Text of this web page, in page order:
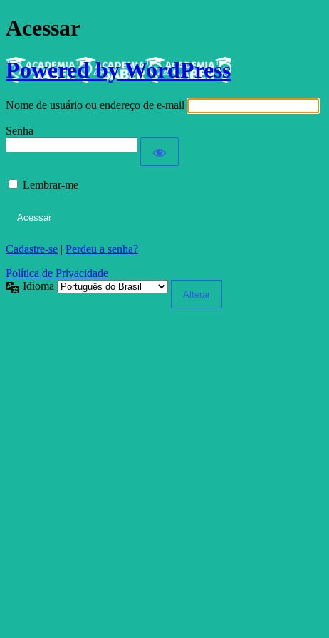
Acessar
Powered by WordPress
Nome de usuário ou endereço de e-mail
Senha
Lembrar-me
Cadastre-se | Perdeu a senha?
Política de Privacidade
Idioma